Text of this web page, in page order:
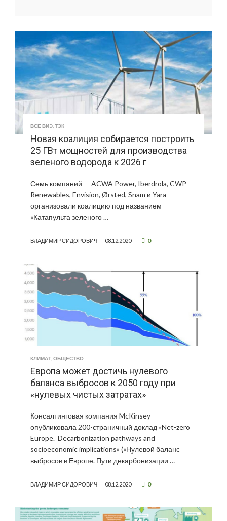
ВСЕ ВИЭ ТЭК
Новая коалиция собирается построить
25 ГВт мощностей для производства
зеленого водорода к 2026 г
Семь компаний — ACWA Power, Iberdrola, CWP
Renewables, Envision, Ørsted, Snam и Yara —
организовали коалицию под названием
«Катапульта зеленого …
ВЛАДИМИР СИДОРОВИЧ 08.12.2020 0
КЛИМАТ,ОБЩЕСТВО
Европа может достичь нулевого
баланса выбросов к 2050 году при
«нулевых чистых затратах»
Консалтинговая компания McKinsey
опубликовала 200-страничный доклад «Net-zero
Europe. Decarbonization pathways and
socioeconomic implications» («Нулевой баланс
выбросов в Европе. Пути декарбонизации …
ВЛАДИМИР СИДОРОВИЧ 08.12.2020 0